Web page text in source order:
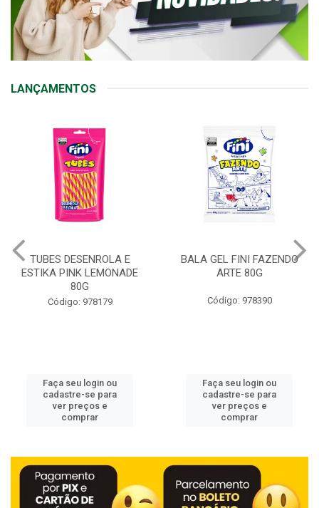
LANÇAMENTOS
BALA GEL FINI FAZENDO
ARTE 80G
Código: 978390
Faça seu login ou
cadastre-se para
ver preços e
comprar
WAFER CHURROS LINEA 90G
Código: 978412
Faça seu login ou
cadastre-se para
ver preços e
comprar